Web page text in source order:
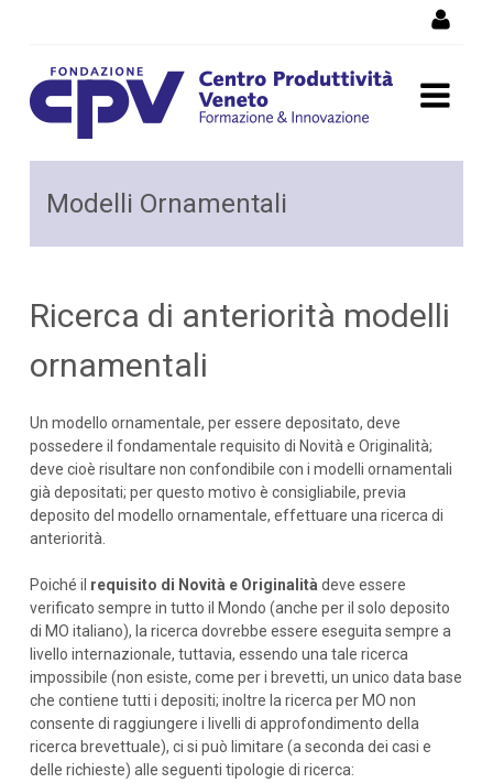
Ricerca di anteriorità
modelli ornamentali
Modelli Ornamentali
Ricerca di anteriorità modelli
ornamentali
Un modello ornamentale, per essere depositato, deve
possedere il fondamentale requisito di Novità e Originalità;
deve cioè risultare non confondibile con i modelli ornamentali
già depositati; per questo motivo è consigliabile, previa
deposito del modello ornamentale, effettuare una ricerca di
anteriorità.
Poiché il requisito di Novità e Originalità deve essere
verificato sempre in tutto il Mondo (anche per il solo deposito
di MO italiano), la ricerca dovrebbe essere eseguita sempre a
livello internazionale, tuttavia, essendo una tale ricerca
impossibile (non esiste, come per i brevetti, un unico data base
che contiene tutti i depositi; inoltre la ricerca per MO non
consente di raggiungere i livelli di approfondimento della
ricerca brevettuale), ci si può limitare (a seconda dei casi e
delle richieste) alle seguenti tipologie di ricerca: